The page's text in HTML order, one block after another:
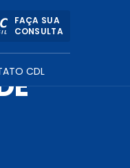
FAÇA SUA
CONSULTA
CDL